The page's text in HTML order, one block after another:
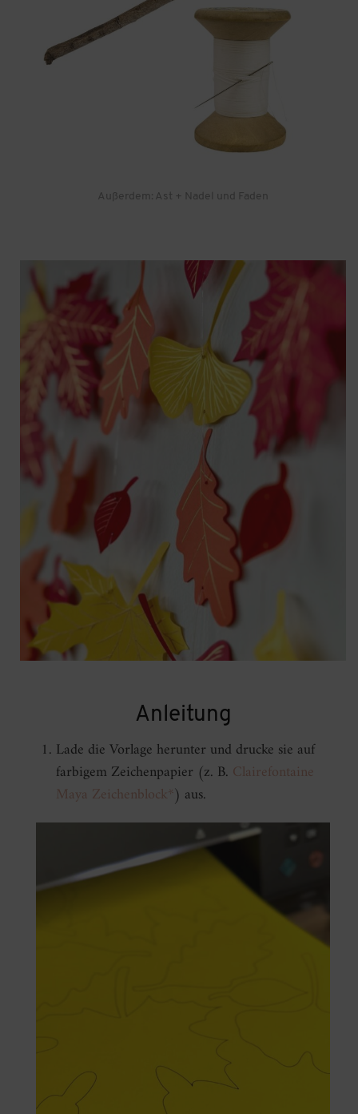
Außerdem: Ast + Nadel und Faden
Anleitung
Lade die Vorlage herunter und drucke sie auf
farbigem Zeichenpapier (z. B. Clairefontaine
Maya Zeichenblock*) aus.